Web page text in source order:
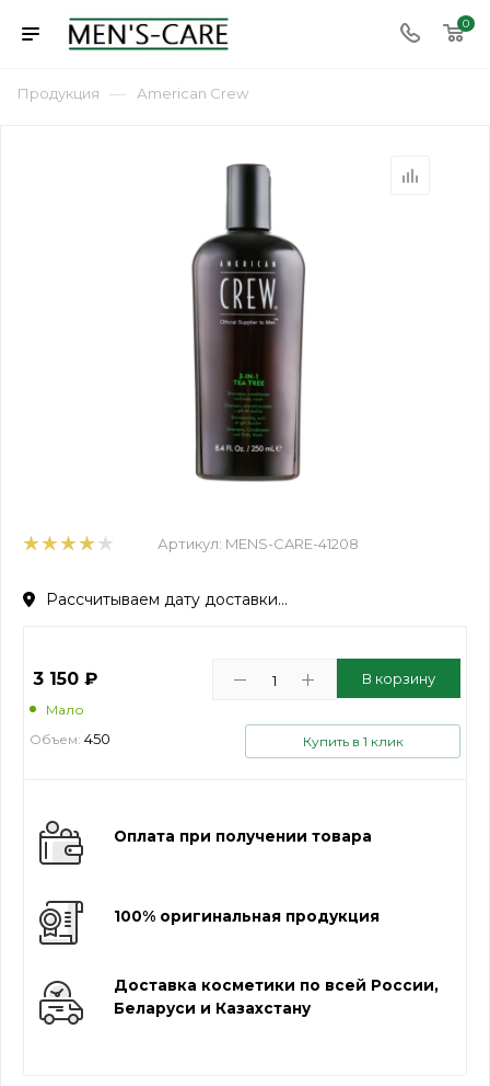
0
Продукция — Аmerican Сrew
Артикул: MENS-CARE-41208
Рассчитываем дату доставки...
3 150 ₽
Мало
Объем: 450
В корзину
Купить в 1 клик
Оплата при получении товара
100% оригинальная продукция
Доставка косметики по всей России,
Беларуси и Казахстану